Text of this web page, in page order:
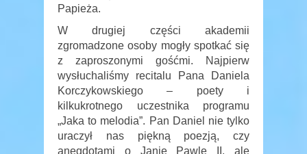
Papieża.
W drugiej części akademii
zgromadzone osoby mogły spotkać się
z zaproszonymi gośćmi. Najpierw
wysłuchaliśmy recitalu Pana Daniela
Korczykowskiego – poety i
kilkukrotnego uczestnika programu
„Jaka to melodia”. Pan Daniel nie tylko
uraczył nas piękną poezją, czy
anegdotami o Janie Pawle II, ale